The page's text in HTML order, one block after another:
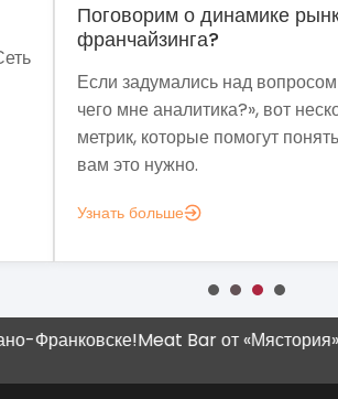
Поговорим о динамике
франчайзинга?
Если задумались над
чего мне аналитика?», вот
метрик, которые помогут
вам это нужно.
Узнать больше
Meat Bar от «Мястория»